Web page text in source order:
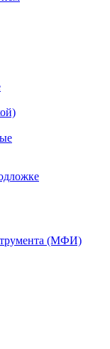
(МФИ)